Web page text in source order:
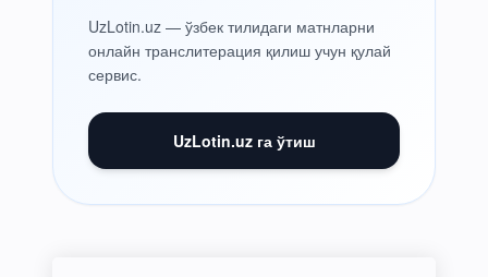
UzLotin.uz — ўзбек тилидаги матнларни
онлайн транслитерация қилиш учун қулай
сервис.
UzLotin.uz га ўтиш